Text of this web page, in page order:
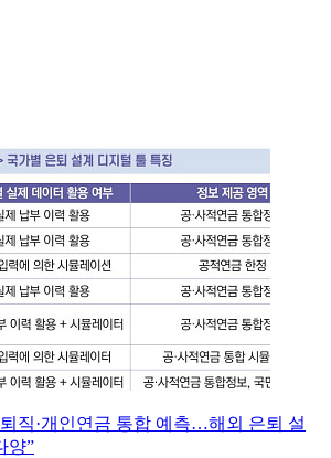
직·개인연금 통합 예측…해외 은퇴 설
양”